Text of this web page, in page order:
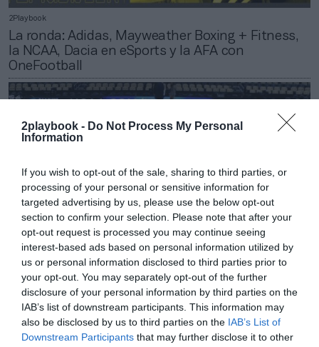
2playbook - Do Not Process My Personal
Information
If you wish to opt-out of the sale, sharing to third parties, or
processing of your personal or sensitive information for
targeted advertising by us, please use the below opt-out
section to confirm your selection. Please note that after your
opt-out request is processed you may continue seeing
interest-based ads based on personal information utilized by
us or personal information disclosed to third parties prior to
your opt-out. You may separately opt-out of the further
disclosure of your personal information by third parties on the
IAB’s list of downstream participants. This information may
also be disclosed by us to third parties on the IAB’s List of
Downstream Participants that may further disclose it to other
2Playbook
La ronda: Adidas, Mayweather Boxing + Fitness,
la NCAA, Dacia en eSports y la AFA con
OneFootball
La NCAA factura 1.160 millones de dólares y
vuelve a niveles de negocio prepandemia